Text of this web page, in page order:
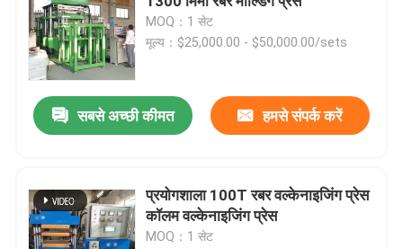
MOQ：1 सेट
मूल्य：$25,000.00 - $50,000.00/sets
सबसे अच्छी कीमत हमसे संपर्क करें
प्रयोगशाला 100T रबर वल्केनाइजिंग प्रेस
कॉलम वल्केनाइजिंग प्रेस
MOQ：1 सेट